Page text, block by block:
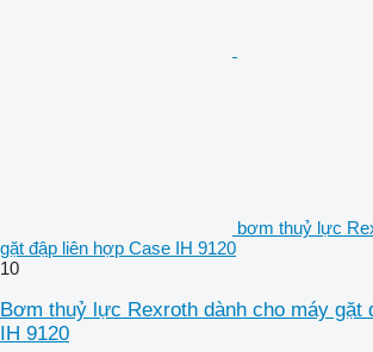
bơm thuỷ lực
gặt đập liên hợp Case IH 9120
10
Bơm thuỷ lực Rexroth dành cho máy gặt
IH 9120